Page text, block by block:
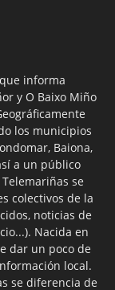
informa
y O Baixo Miño
los municipios
Baiona,
a un público
se
colectivos de la
noticias de
Nacida en
dar un poco de
local.
se diferencia de